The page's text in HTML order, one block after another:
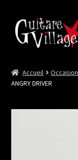
Neuf
Accueil Occasion
ANGRY DRIVER